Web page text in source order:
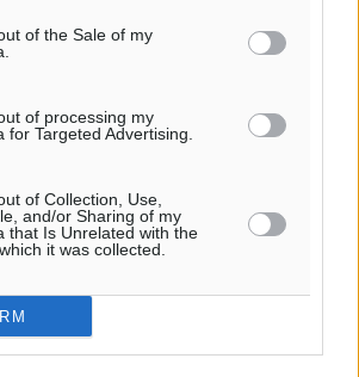
of the Sale of my
of processing my
for Targeted Advertising.
of Collection, Use,
and/or Sharing of my
that Is Unrelated with the
it was collected.
σε Κομισιόν για τη δημιουργία
Ταμείου Αντιμετώπισης
για να λειτουργήσει ο
Σταθμός Κάσου
οι διατακτικές σίτισης για 3